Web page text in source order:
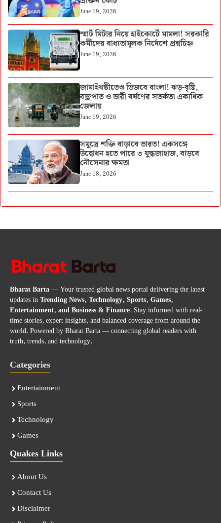
June 19, 2026
স্মার্ট মিটার নিয়ে হাইকোর্টে মামলা! সরকারি
কর্মীদের বাধ্যতামূলক নির্দেশে প্রশ্নচিহ্ন
June 19, 2026
জামাইষষ্ঠীতেও ভিজবে বাংলা! ঝড়-বৃষ্টি,
বজ্রপাত ও ভারী বর্ষণের সতর্কতা একাধিক
জেলায়
June 19, 2026
সমুদ্রে শক্তি বাড়াবে ভারত! একসঙ্গে
উদ্বোধন হতে পারে ৩ যুদ্ধজাহাজ, বাড়বে
নৌসেনার ক্ষমতা
June 18, 2026
Bharat Barta— Your trusted global news portal delivering the latest
updates inTrending News, Technology, Sports, Games,
Entertainment, and Business & Finance. Stay informed with real-
time stories, expert insights, and balanced coverage from around the
world. Powered by Bharat Barta — connecting global readers with
truth, trends, and technology.
Categories
Entertainment
Sports
Technology
Games
Quakes Links
About Us
Contact Us
Disclaimer